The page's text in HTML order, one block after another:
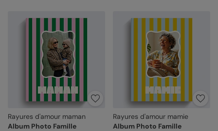
Rayures d'amour maman
Album Photo Famille
Rayures d'amour mamie
Album Photo Famille